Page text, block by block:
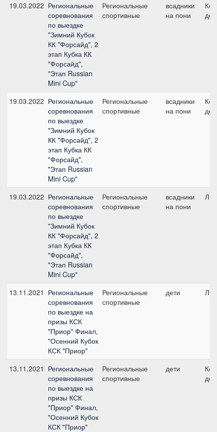
19.03.2022 Региональные
соревнования
по выездке
"Зимний Кубок
КК "Форсайд", 2
этап Кубка КК
"Форсайд",
"Этап Russian
Mini Cup"
Региональные
спортивные
всадники
на пони
19.03.2022 Региональные
соревнования
по выездке
"Зимний Кубок
КК "Форсайд", 2
этап Кубка КК
"Форсайд",
"Этап Russian
Mini Cup"
Региональные
спортивные
всадники
на пони
19.03.2022 Региональные
соревнования
по выездке
"Зимний Кубок
КК "Форсайд", 2
этап Кубка КК
"Форсайд",
"Этап Russian
Mini Cup"
Региональные
спортивные
всадники
на пони
13.11.2021 Региональные
соревнования
по выездке на
призы КСК
"Приор" Финал,
"Осенний Кубок
КСК "Приор"
Региональные
спортивные
дети
13.11.2021 Региональные
соревнования
по выездке на
призы КСК
"Приор" Финал,
"Осенний Кубок
КСК "Приор"
Региональные
спортивные
дети